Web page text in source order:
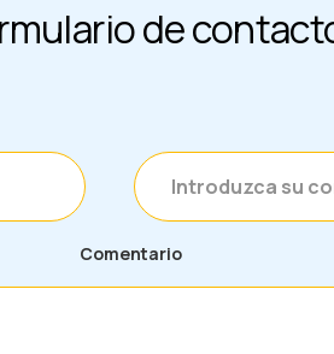
de
Comentario